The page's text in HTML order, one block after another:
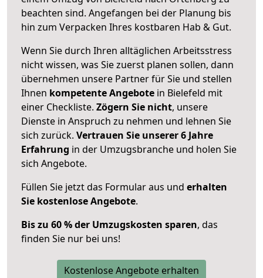
beachten sind. Angefangen bei der Planung bis
hin zum Verpacken Ihres kostbaren Hab & Gut.
Wenn Sie durch Ihren alltäglichen Arbeitsstress
nicht wissen, was Sie zuerst planen sollen, dann
übernehmen unsere Partner für Sie und stellen
Ihnen kompetente Angebote in Bielefeld mit
einer Checkliste. Zögern Sie nicht, unsere
Dienste in Anspruch zu nehmen und lehnen Sie
sich zurück. Vertrauen Sie unserer 6 Jahre
Erfahrung in der Umzugsbranche und holen Sie
sich Angebote.
Füllen Sie jetzt das Formular aus und erhalten
Sie kostenlose Angebote.
Bis zu 60 % der Umzugskosten sparen, das
finden Sie nur bei uns!
Kostenlose Angebote erhalten